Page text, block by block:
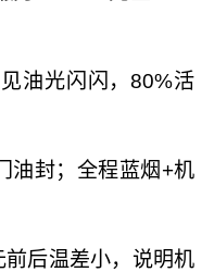
油光闪闪，80%活
油封；全程蓝烟+机
后温差小，说明机